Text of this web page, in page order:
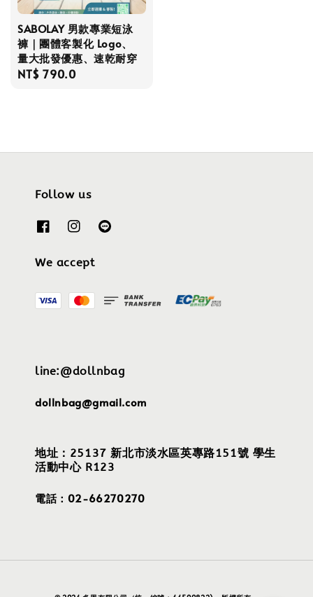
SABOLAY 男款專業短泳
褲｜團體客製化 Logo、
量大批發優惠、速乾耐穿
Regular
NT$ 790.0
Follow us
We accept
line:@dollnbag
dollnbag@gmail.com
地址：25137 新北市淡水區英專路151號 學生
活動中心 R123
電話：02-66270270